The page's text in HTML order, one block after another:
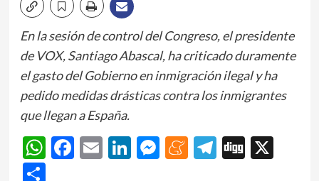
En la sesión de control del Congreso, el presidente
de VOX, Santiago Abascal, ha criticado duramente
el gasto del Gobierno en inmigración ilegal y ha
pedido medidas drásticas contra los inmigrantes
que llegan a España.
WhatsApp
Facebook
EmailLinkedIn
Messenger
Meneame
Telegram
Digg
X
Share